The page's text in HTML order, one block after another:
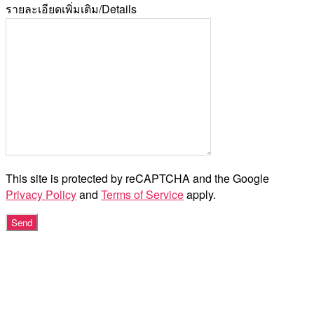
รายละเอียดเพิ่มเติม/Details
This site is protected by reCAPTCHA and the Google
Privacy Policyand Terms of Serviceapply.